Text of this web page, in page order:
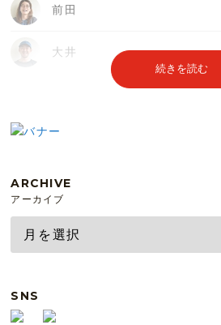
前田
大井
続きを読む
ARCHIVE
アーカイブ
SNS